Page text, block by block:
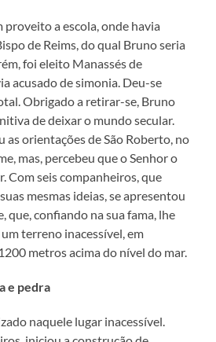
a escola, onde havia
de Reims, do qual Bruno seria
foi eleito Manassés de
acusado de simonia. Deu-se
Obrigado a retirar-se, Bruno
de deixar o mundo secular.
as orientações de São Roberto, no
mas, percebeu que o Senhor o
Com seis companheiros, que
mesmas ideias, se apresentou
que, confiando na sua fama, lhe
terreno inacessível, em
metros acima do nível do mar.
e pedra
naquele lugar inacessível.